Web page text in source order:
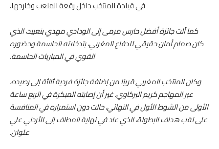
في قيادة المنتخب داخل رقعة الملعب وخارجها.
كما آلت جائزة أفضل حارس مرمى إلى الودادي مهدي بنعبيد، الذي
كان صمام أمان حقيقي للدفاع المغربي، بتدخلاته الحاسمة وحضوره
القوي في المباريات الحاسمة.
وكان المنتخب المغربي قريبًا من إضافة جائزة فردية ثالثة إلى رصيده،
عبر المهاجم كريم البركاوي، غير أن إصابته المبكرة في الربع ساعة
الأولى من الشوط الأول في النهائي، حالت دون استمراره في المنافسة
على لقب هداف البطولة، الذي عاد في نهاية المطاف إلى الأردني علي
علوان.